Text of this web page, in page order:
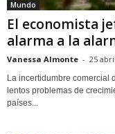
Mundo
El economista
alarma a la
Vanessa Almonte - 25
La incertidumbre comercial
lentos problemas de
países...